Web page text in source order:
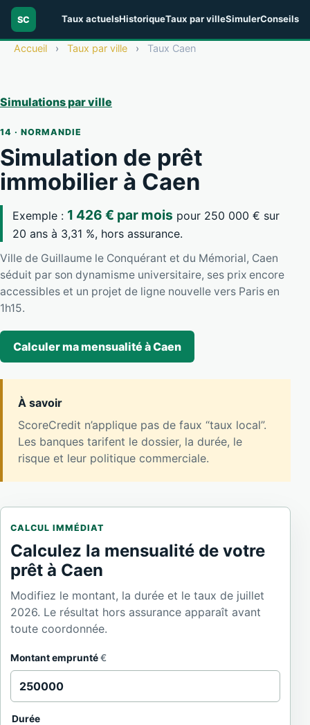
SC Taux actuelsHistoriqueTaux par villeSimulerConseils
Accueil › Taux par ville › Taux Caen
Simulations par ville
14 · NORMANDIE
Simulation de prêt
immobilier à Caen
Exemple : 1 426 € par mois pour 250 000 € sur
20 ans à 3,31 %, hors assurance.
Ville de Guillaume le Conquérant et du Mémorial, Caen
séduit par son dynamisme universitaire, ses prix encore
accessibles et un projet de ligne nouvelle vers Paris en
1h15.
Calculer ma mensualité à Caen
À savoir
ScoreCredit n’applique pas de faux “taux local”.
Les banques tarifent le dossier, la durée, le
risque et leur politique commerciale.
CALCUL IMMÉDIAT
Calculez la mensualité de votre
prêt à Caen
Modifiez le montant, la durée et le taux de juillet
2026. Le résultat hors assurance apparaît avant
toute coordonnée.
Montant emprunté€
Durée